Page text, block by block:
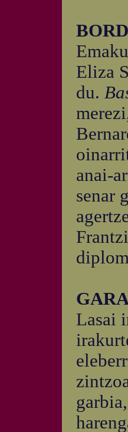
Eliza
du.
anai-
senar
Lasai